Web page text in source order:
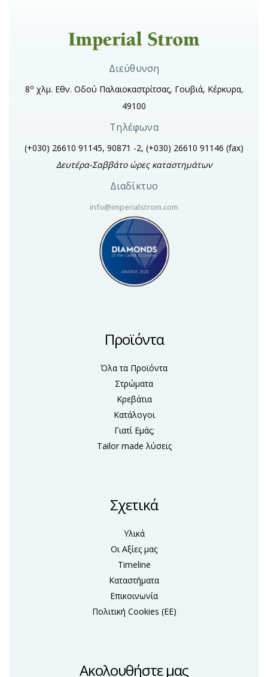
Διεύθυνση
8ο χλμ. Εθν. Οδού Παλαιοκαστρίτσας, Γουβιά, Κέρκυρα,
49100
Τηλέφωνα
(+030) 26610 91145, 90871 -2, (+030) 26610 91146 (fax)
Δευτέρα-Σαββάτο ώρες καταστημάτων
Διαδίκτυο
info@imperialstrom.com
Προϊόντα
Όλα τα Προϊόντα
Στρώματα
Κρεβάτια
Κατάλογοι
Γιατί Εμάς;
Tailor made λύσεις
Σχετικά
Υλικά
Οι Αξίες μας
Timeline
Καταστήματα
Επικοινωνία
Πολιτική Cookies (ΕΕ)
Ακολουθήστε μας